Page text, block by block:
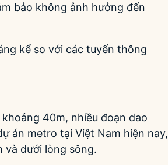
bảo không ảnh hưởng đến
kể so với các tuyến thông
40m, nhiều đoạn dao
án metro tại Việt Nam hiện nay,
và dưới lòng sông.